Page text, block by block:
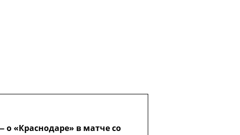
«Краснодаре» в матче со